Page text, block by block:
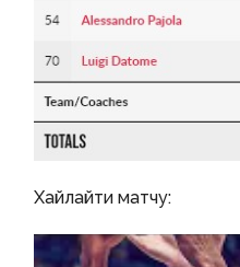
Хайлайти матчу: